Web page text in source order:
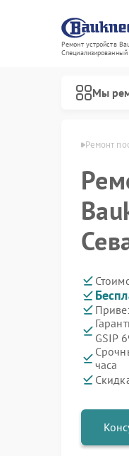
Ремонт устройств
Мы
Ремонт
GSIP
часа